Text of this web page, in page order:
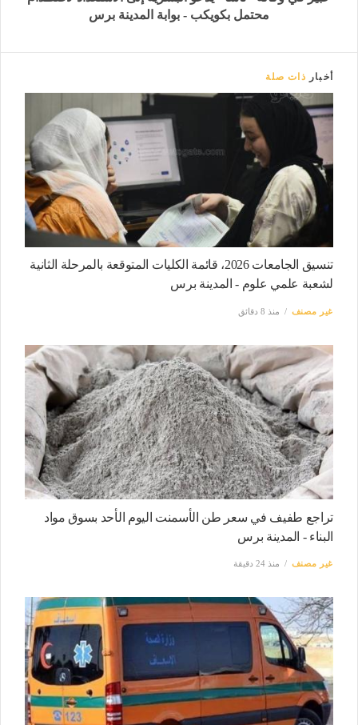
محتمل بكويكب - بوابة المدينة برس
أخبار ذات صلة
تنسيق الجامعات 2026، قائمة الكليات المتوقعة بالمرحلة الثانية
لشعبة علمي علوم - المدينة برس
غير مصنف منذ 8 دقائق
تراجع طفيف في سعر طن الأسمنت اليوم الأحد بسوق مواد
البناء - المدينة برس
غير مصنف منذ 24 دقيقة